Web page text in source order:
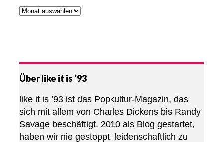
Über like it is ’93
like it is ’93 ist das Popkultur-Magazin, das
sich mit allem von Charles Dickens bis Randy
Savage beschäftigt. 2010 als Blog gestartet,
haben wir nie gestoppt, leidenschaftlich zu